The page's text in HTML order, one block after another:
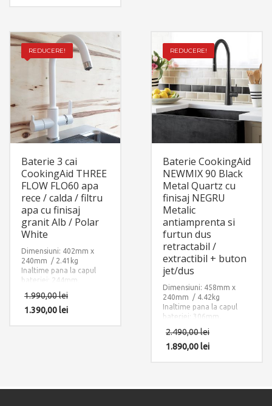
fixare pe chiuveta sau pe
blat.
REDUCERE!
Baterie 3 cai
CookingAid THREE
FLOW FLO60 apa
rece / calda / filtru
apa cu finisaj
granit Alb / Polar
White
Dimensiuni: 402mm x
240mm / 2.41kg
Inaltime pana la capul
bateriei: 244mm.
Accesorii instalare
incluse: 3 x furtun
alimentare apa
1.990,00lei
1.390,00lei
REDUCERE!
Baterie CookingAid
NEWMIX 90 Black
Metal Quartz cu
finisaj NEGRU
Metalic
antiamprenta si
furtun dus
retractabil /
extractibil + buton
jet/dus
Dimensiuni: 458mm x
240mm / 4.42kg
Inaltime pana la capul
bateriei: 306mm.
Accesorii instalare
incluse: 2 x furtun
alimentare apa
2.490,00lei
1.890,00lei